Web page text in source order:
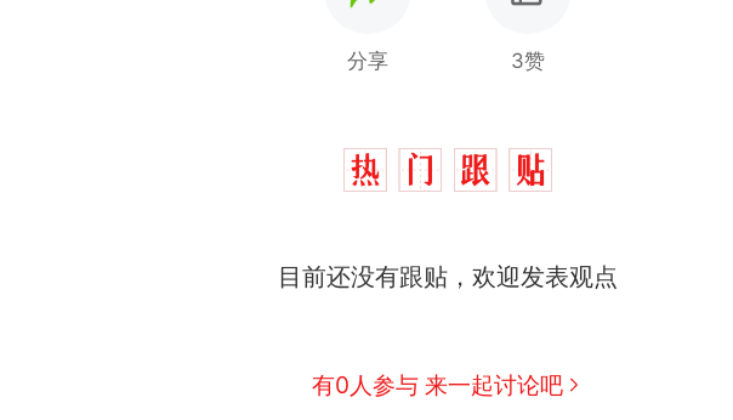
分享 3赞
目前还没有跟贴，欢迎发表观点
有0人参与 来一起讨论吧
此前一天内数万人从摩洛哥涌入西班牙
男子上山采菌偶然发现鸡枞菌窝，原地守1天等它长大